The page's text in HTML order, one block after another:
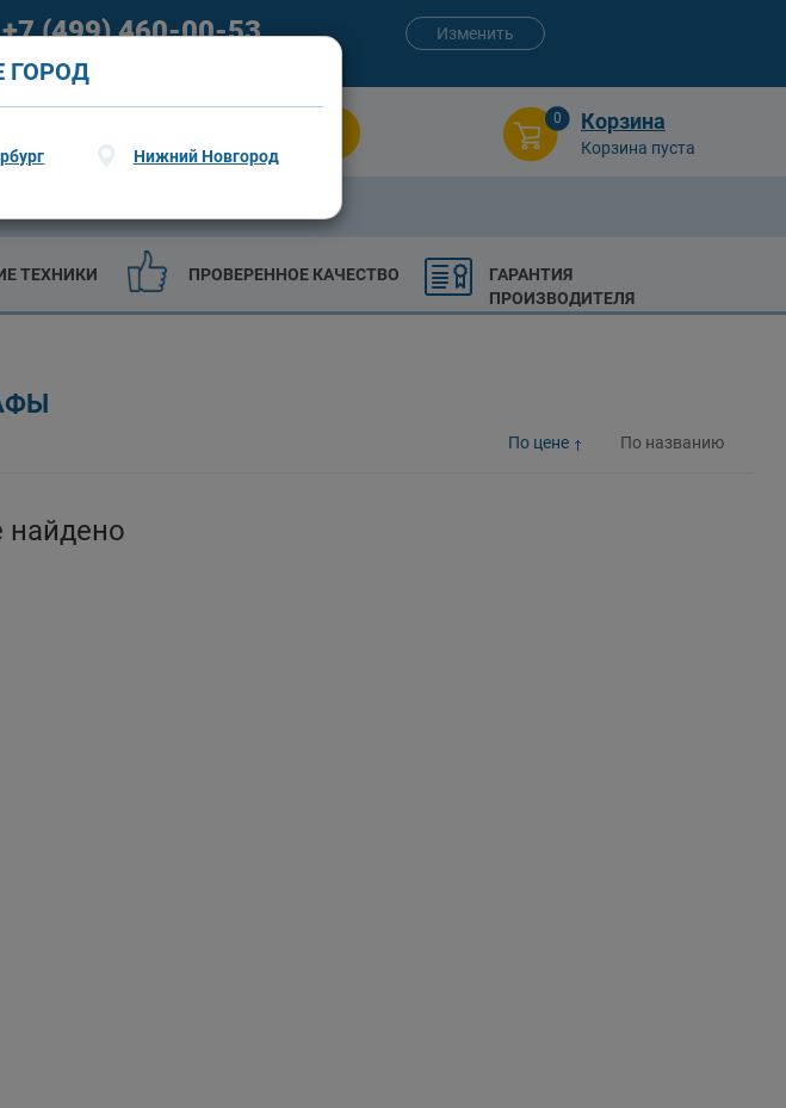
+7 (499) 460-00-53
09:00 - 21:00 (пн-пт) 09:00 - 20:00 (сб-вс)
Изменить
ГОРОД
Нижний Новгород
0 Корзина
Корзина пуста
ТЕХНИКИ ПРОВЕРЕННОЕ КАЧЕСТВО
ГАРАНТИЯ
ПРОИЗВОДИТЕЛЯ
По цене По названию
найдено